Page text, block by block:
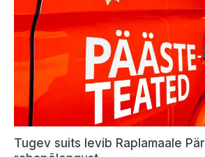
Tugev suits levib Raplamaale